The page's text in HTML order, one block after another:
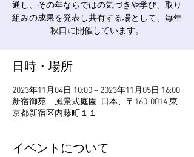
通し、その年ならではの気づきや学び、取り
組みの成果を発表し共有する場として、毎年
日時・場所
2023年11月04日 10:00 – 2023年11月05日 16:00
新宿御苑 風景式庭園, 日本、〒160-0014 東
京都新宿区内藤町１１
イベントについて